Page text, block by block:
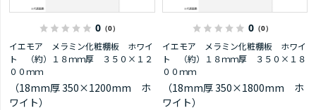
0 （0）
イエモア メラミン化粧棚板 ホワイ
ト （約）１８ｍｍ厚 ３５０×１２
００ｍｍ
（18mm厚 350×1200mm ホ
ワイト）
0（0）
イエモア メラミン化粧棚板 ホワイ
ト （約）１８ｍｍ厚 ３５０×１８
００ｍｍ
（18mm厚 350×1800mm ホ
ワイト）